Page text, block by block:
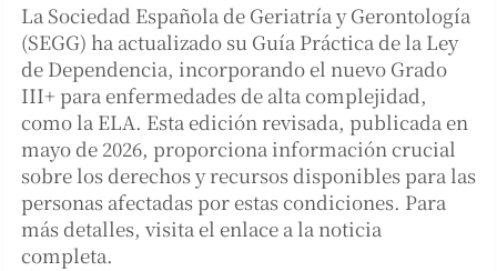
La Sociedad Española de Geriatría y Gerontología
(SEGG) ha actualizado su Guía Práctica de la Ley
de Dependencia, incorporando el nuevo Grado
III+ para enfermedades de alta complejidad,
como la ELA. Esta edición revisada, publicada en
mayo de 2026, proporciona información crucial
sobre los derechos y recursos disponibles para las
personas afectadas por estas condiciones. Para
más detalles, visita el enlace a la noticia
completa.